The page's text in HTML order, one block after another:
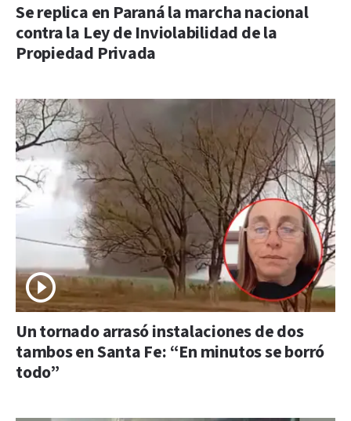
Se replica en Paraná la marcha nacional
contra la Ley de Inviolabilidad de la
Propiedad Privada
Un tornado arrasó instalaciones de dos
tambos en Santa Fe: “En minutos se borró
todo”